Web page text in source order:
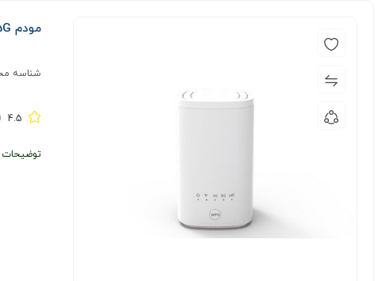
مودم 4G / 5G برند ZLT مدل X21
شناسه
4.5
توضیحات